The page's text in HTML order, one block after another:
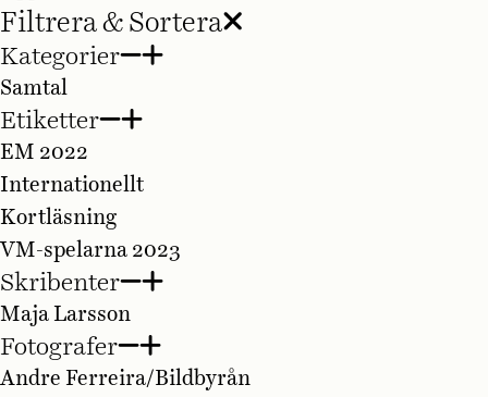
Filtrera & Sortera
Kategorier
Samtal
Etiketter
EM 2022
Internationellt
Kortläsning
VM-spelarna 2023
Skribenter
Maja Larsson
Fotografer
Andre Ferreira/Bildbyrån